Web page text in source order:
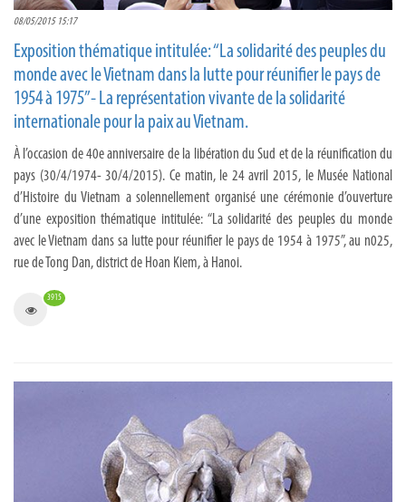
08/05/2015 15:17
Exposition thématique intitulée: “La solidarité des peuples du
monde avec le Vietnam dans la lutte pour réunifier le pays de
1954 à 1975”- La représentation vivante de la solidarité
internationale pour la paix au Vietnam.
À l’occasion de 40e anniversaire de la libération du Sud et de la réunification du
pays (30/4/1974- 30/4/2015). Ce matin, le 24 avril 2015, le Musée National
d’Histoire du Vietnam a solennellement organisé une cérémonie d’ouverture
d’une exposition thématique intitulée: “La solidarité des peuples du monde
avec le Vietnam dans sa lutte pour réunifier le pays de 1954 à 1975”, au n025,
rue de Tong Dan, district de Hoan Kiem, à Hanoi.
3915